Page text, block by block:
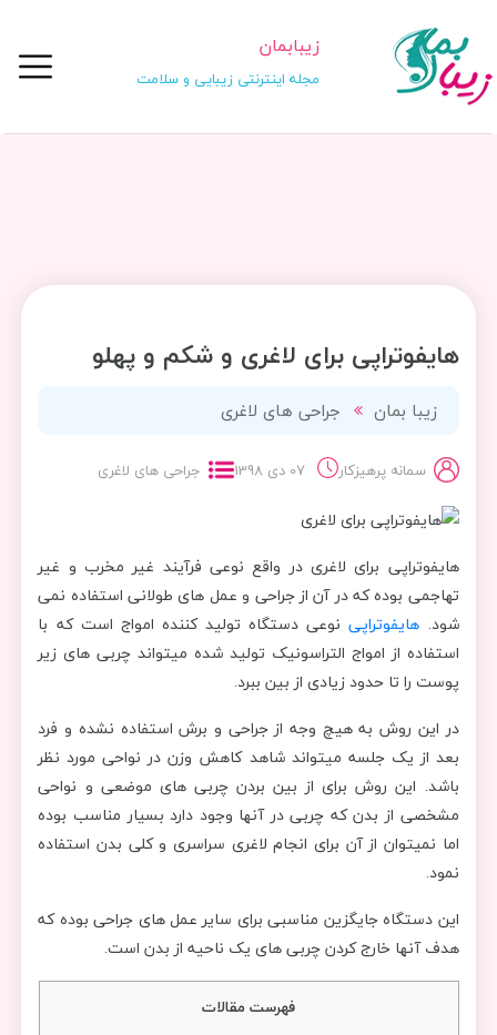
زیبابمان
مجله اینترنتی زیبایی و سلامت
هایفوتراپی برای لاغری و شکم و پهلو
زیبا بمان جراحی های لاغری
سمانه پرهیزکار 07 دی 1398 جراحی های لاغری
هایفوتراپی برای لاغری در واقع نوعی فرآیند غیر مخرب و غیر
تهاجمی بوده که در آن از جراحی و عمل های طولانی استفاده نمی
شود. هایفوتراپینوعی دستگاه تولید کننده امواج است که با
استفاده از امواج التراسونیک تولید شده میتواند چربی های زیر
پوست را تا حدود زیادی از بین ببرد‌.
در این روش به هیچ وجه از جراحی و برش استفاده نشده و فرد
بعد از یک جلسه میتواند شاهد کاهش وزن در نواحی مورد نظر
باشد. این روش برای از بین بردن چربی های موضعی و نواحی
مشخصی از بدن که چربی در آنها وجود دارد بسیار مناسب بوده
اما نمیتوان از آن برای انجام لاغری سراسری و کلی بدن استفاده
نمود.
این دستگاه جایگزین مناسبی برای سایر عمل های جراحی بوده که
هدف آنها خارج کردن چربی های یک ناحیه از بدن است.
فهرست مقالات